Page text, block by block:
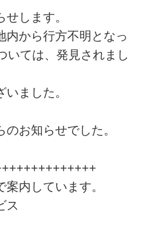
します。
内から行方不明となっ
いては、発見されまし
ました。
お知らせでした。
内しています。
ス